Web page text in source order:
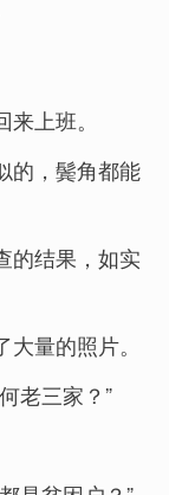
上班。
的，鬓角都能
的结果，如实
量的照片。
老三家？”